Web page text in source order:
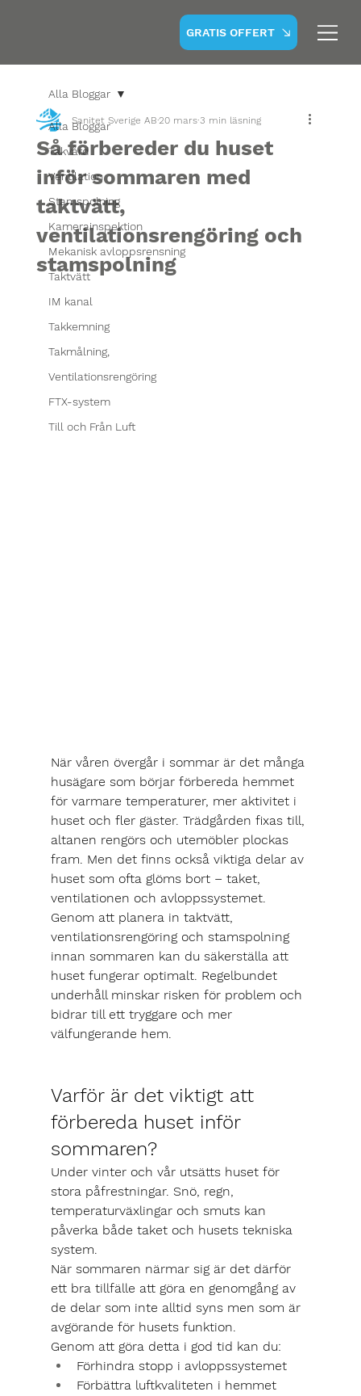
GRATIS OFFERT
Alla Bloggar
Takvård
Ventilation
Stamspolning
Kamerainspektion
Mekanisk avloppsrensning
Taktvätt
IM kanal
Takkemning
Takmålning,
Ventilationsrengöring
FTX-system
Till och Från Luft
Alla Bloggar
Så förbereder du huset
inför sommaren med
taktvätt,
ventilationsrengöring och
stamspolning
Sanitet Sverige AB20 mars 3 min läsning
När våren övergår i sommar är det många
husägare som börjar förbereda hemmet
för varmare temperaturer, mer aktivitet i
huset och fler gäster. Trädgården fixas till,
altanen rengörs och utemöbler plockas
fram. Men det finns också viktiga delar av
huset som ofta glöms bort – taket,
ventilationen och avloppssystemet.
Genom att planera in taktvätt,
ventilationsrengöring och stamspolning
innan sommaren kan du säkerställa att
huset fungerar optimalt. Regelbundet
underhåll minskar risken för problem och
bidrar till ett tryggare och mer
välfungerande hem.
Varför är det viktigt att
förbereda huset inför
sommaren?
Under vinter och vår utsätts huset för
stora påfrestningar. Snö, regn,
temperaturväxlingar och smuts kan
påverka både taket och husets tekniska
system.
När sommaren närmar sig är det därför
ett bra tillfälle att göra en genomgång av
de delar som inte alltid syns men som är
avgörande för husets funktion.
Genom att göra detta i god tid kan du:
Förhindra stopp i avloppssystemet
Förbättra luftkvaliteten i hemmet